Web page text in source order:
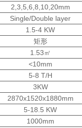
2,3,5,6,8,10,20mm
Single/Double layer
1.5-4 KW
矩形
1.53㎡
<10mm
5-8 T/H
3KW
2870x1520x1880mm
5-18.5 KW
1000mm